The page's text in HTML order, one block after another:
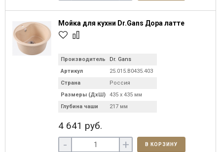
Мойка для кухни Dr.Gans Дора латте
Производитель
Dr. Gans
Артикул
25.015.B0435.403
Страна
Россия
Размеры (ДхШ)
435 х 435 мм
Глубина чаши
217 мм
4 641 руб.
- + В КОРЗИНУ